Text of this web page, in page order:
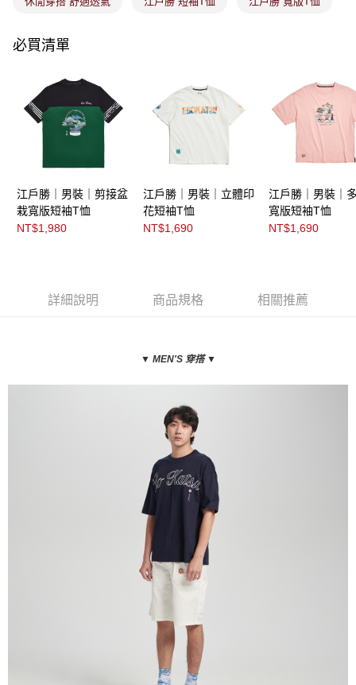
必買清單
江戶勝｜男裝｜剪接盆
栽寬版短袖T恤
NT$1,980
江戶勝｜男裝｜立體印
花短袖T恤
NT$1,690
江戶勝｜男裝｜
寬版短袖T恤
NT$1,690
詳細說明 商品規格 相關推薦
▼ MEN'S 穿搭 ▼